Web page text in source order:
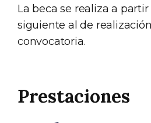
La beca se realiza a
siguiente al de
convocatoria.
Prestaciones